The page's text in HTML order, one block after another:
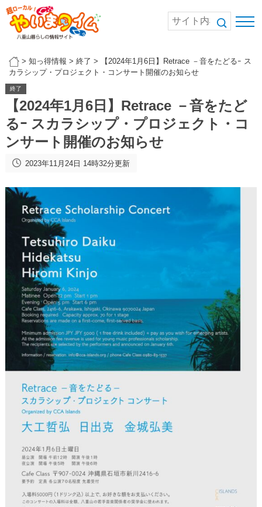
> 知っ得情報 > 終了 >
【2024年1月6日】Retrace －音をたどるｰ ス
カラシップ・プロジェクト・コンサート開催のお知らせ
終了
【2024年1月6日】Retrace －音をたど
るｰ スカラシップ・プロジェクト・コ
ンサート開催のお知らせ
2023年11月24日 14時32分更新